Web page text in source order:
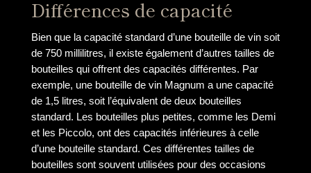
Différences de capacité
Bien que la capacité standard d’une bouteille de vin soit
de 750 millilitres, il existe également d’autres tailles de
bouteilles qui offrent des capacités différentes. Par
exemple, une bouteille de vin Magnum a une capacité
de 1,5 litres, soit l’équivalent de deux bouteilles
standard. Les bouteilles plus petites, comme les Demi
et les Piccolo, ont des capacités inférieures à celle
d’une bouteille standard. Ces différentes tailles de
bouteilles sont souvent utilisées pour des occasions